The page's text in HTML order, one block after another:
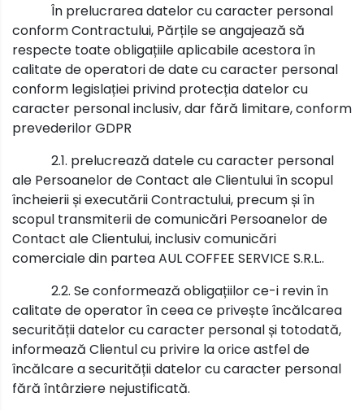
În prelucrarea datelor cu caracter personal
conform Contractului, Părțile se angajează să
respecte toate obligațiile aplicabile acestora în
calitate de operatori de date cu caracter personal
conform legislației privind protecția datelor cu
caracter personal inclusiv, dar fără limitare, conform
prevederilor GDPR
2.1. prelucrează datele cu caracter personal
ale Persoanelor de Contact ale Clientului în scopul
încheierii și executării Contractului, precum și în
scopul transmiterii de comunicări Persoanelor de
Contact ale Clientului, inclusiv comunicări
comerciale din partea AUL COFFEE SERVICE S.R.L..
2.2. Se conformează obligațiilor ce-i revin în
calitate de operator în ceea ce privește încălcarea
securității datelor cu caracter personal și totodată,
informează Clientul cu privire la orice astfel de
încălcare a securității datelor cu caracter personal
fără întârziere nejustificată.